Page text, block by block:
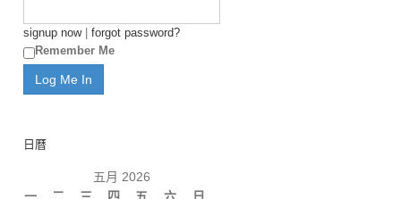
signup now| forgot password?
Remember Me
日曆
五月 2026